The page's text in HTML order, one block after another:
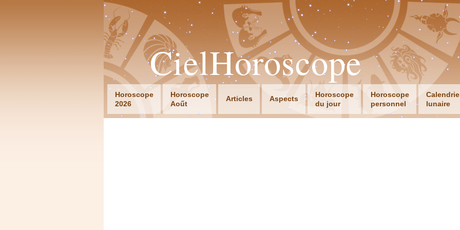
CielHoroscope
Horoscope
2026
Horoscope
Aoűt
Articles Aspects
Horoscope
du jour
Horoscope
personnel
lunaire